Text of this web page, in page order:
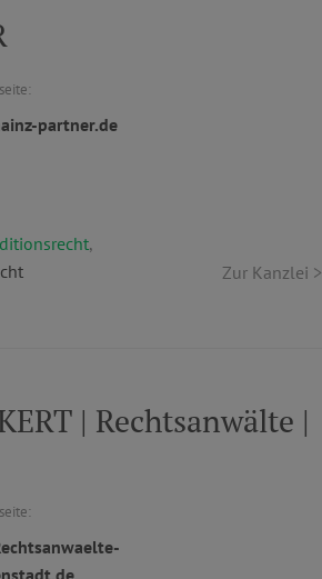
partner.de
,
Zur Kanzlei >
| Rechtsanwälte |